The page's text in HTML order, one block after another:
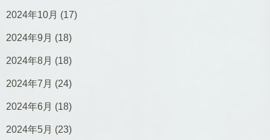
2024年10月 (17)
2024年9月 (18)
2024年8月 (18)
2024年7月 (24)
2024年6月 (18)
2024年5月 (23)